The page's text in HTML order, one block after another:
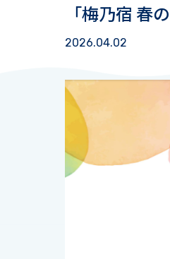
「梅乃宿 春
2026.04.02